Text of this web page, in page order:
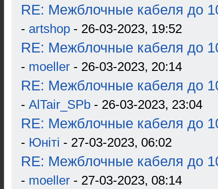
RE: Межблочные кабеля до
- artshop - 26-03-2023, 19:52
RE: Межблочные кабеля до
- moeller - 26-03-2023, 20:14
RE: Межблочные кабеля до
- AlTair_SPb - 26-03-2023, 23:04
RE: Межблочные кабеля до
- Юнiтi - 27-03-2023, 06:02
RE: Межблочные кабеля до
- moeller - 27-03-2023, 08:14